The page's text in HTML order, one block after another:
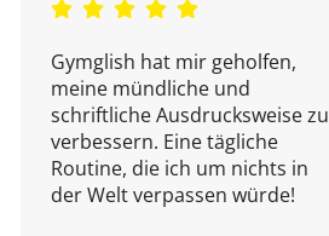
Gymglish hat mir geholfen,
meine mündliche und
schriftliche Ausdrucksweise zu
verbessern. Eine tägliche
Routine, die ich um nichts in
der Welt verpassen würde!